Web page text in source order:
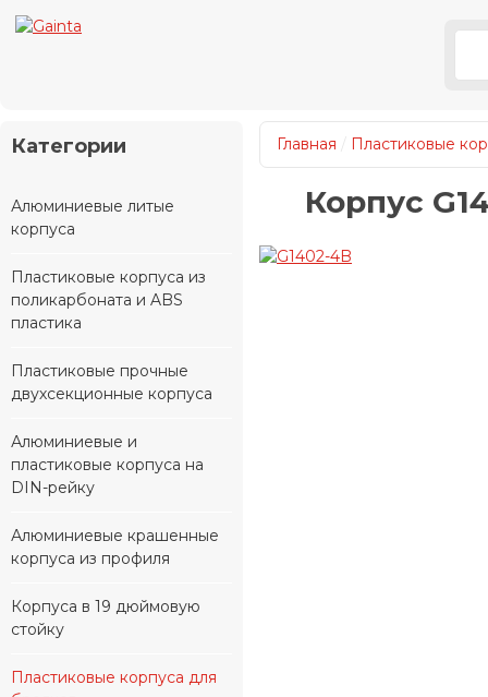
Категории
Алюминиевые литые
корпуса
Пластиковые корпуса из
поликарбоната и ABS
пластика
Пластиковые прочные
двухсекционные корпуса
Алюминиевые и
пластиковые корпуса на
DIN-рейку
Алюминиевые крашенные
корпуса из профиля
Корпуса в 19 дюймовую
стойку
Пластиковые корпуса для
Главная Пластиковые
Корпус